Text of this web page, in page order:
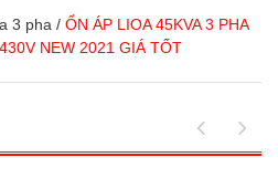
3 pha / ỔN ÁP LIOA 45KVA 3 PHA
NEW 2021 GIÁ TỐT